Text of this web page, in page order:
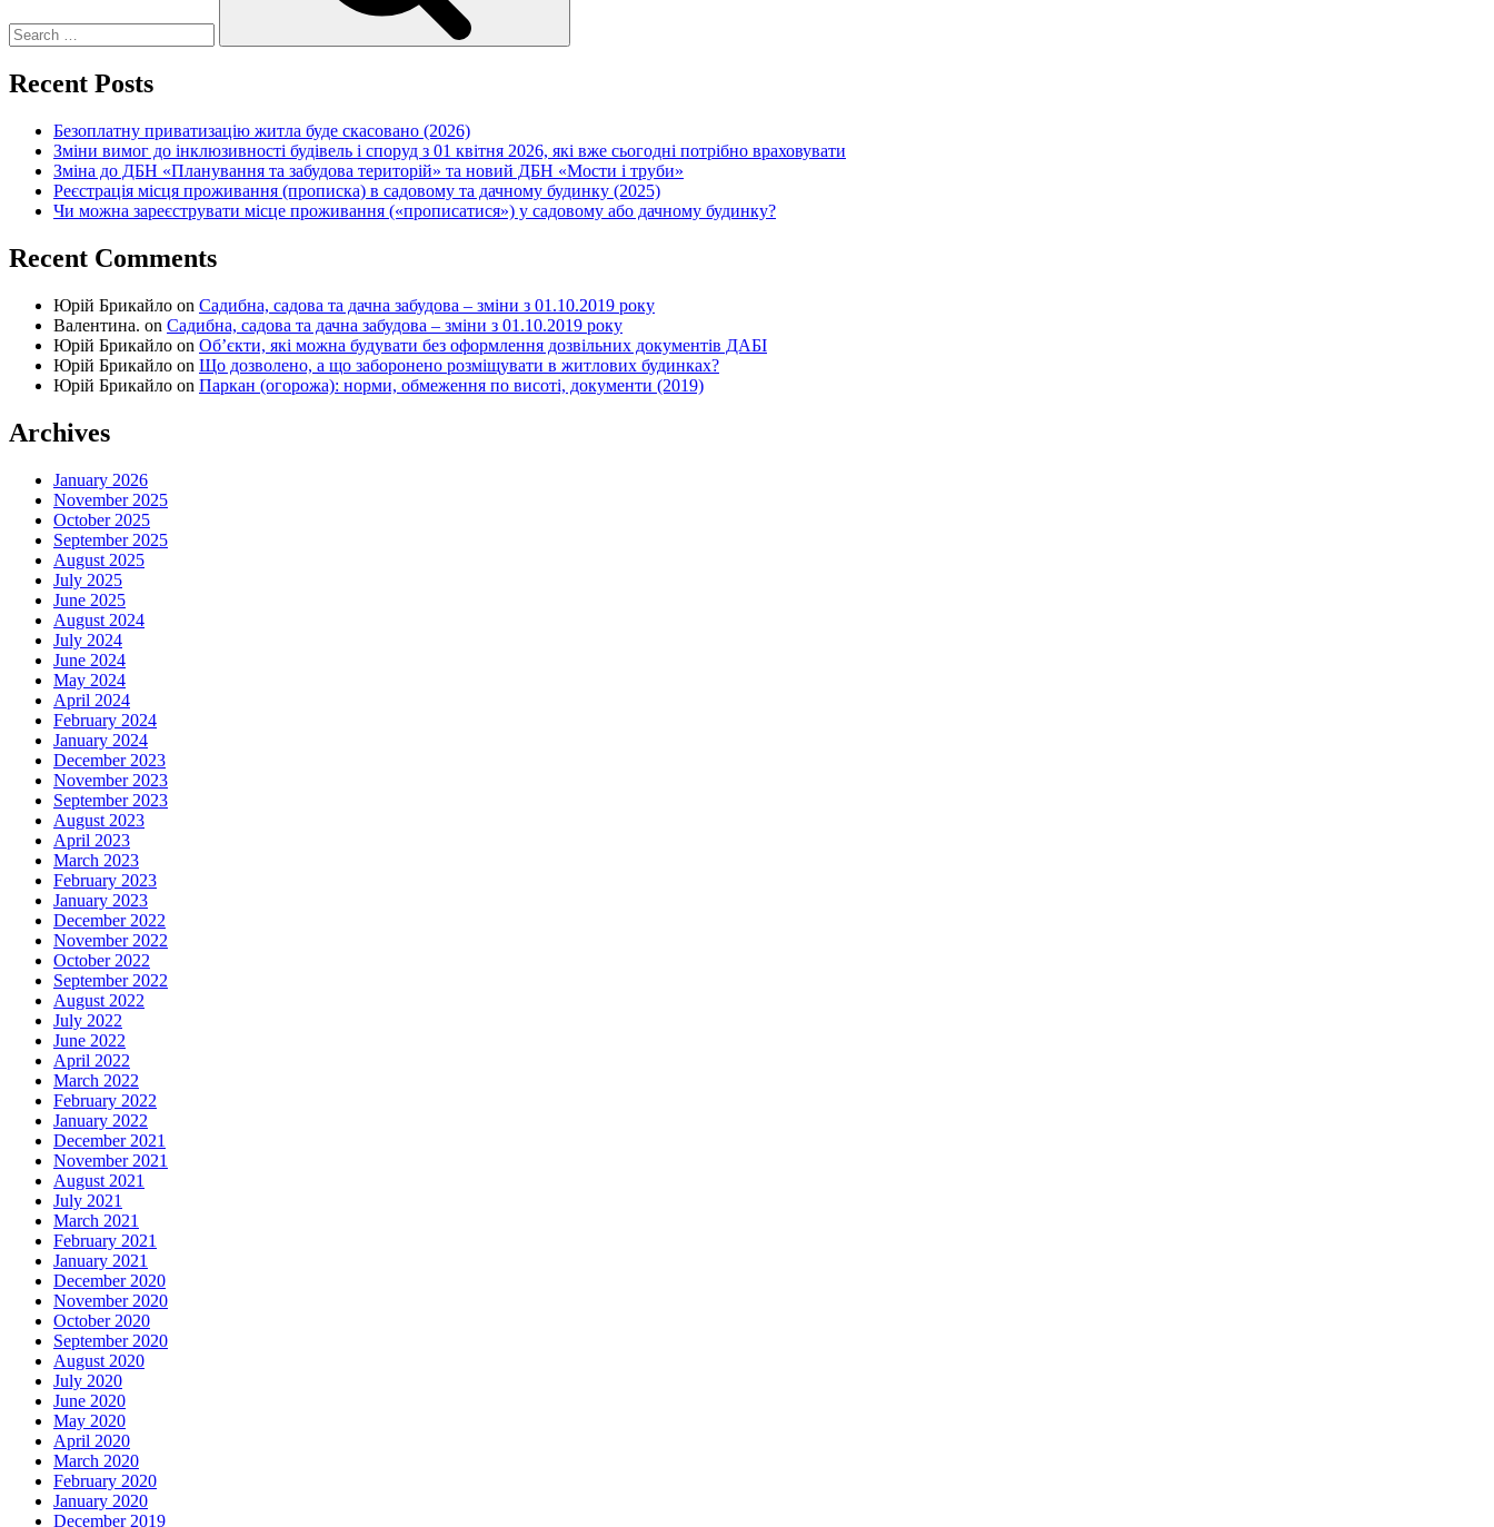
Recent Posts
Безоплатну приватизацію житла буде скасовано (2026)
Зміни вимог до інклюзивності будівель і споруд з 01 квітня 2026, які вже сьогодні потрібно враховувати
Зміна до ДБН «Планування та забудова територій» та новий ДБН «Мости і труби»
Реєстрація місця проживання (прописка) в садовому та дачному будинку (2025)
Чи можна зареєструвати місце проживання («прописатися») у садовому або дачному будинку?
Recent Comments
Юрій Брикайло on Садибна, садова та дачна забудова – зміни з 01.10.2019 року
Валентина. on Садибна, садова та дачна забудова – зміни з 01.10.2019 року
Юрій Брикайло on Об’єкти, які можна будувати без оформлення дозвільних документів ДАБІ
Юрій Брикайло on Що дозволено, а що заборонено розміщувати в житлових будинках?
Юрій Брикайло on Паркан (огорожа): норми, обмеження по висоті, документи (2019)
Archives
January 2026
November 2025
October 2025
September 2025
August 2025
July 2025
June 2025
August 2024
July 2024
June 2024
May 2024
April 2024
February 2024
January 2024
December 2023
November 2023
September 2023
August 2023
April 2023
March 2023
February 2023
January 2023
December 2022
November 2022
October 2022
September 2022
August 2022
July 2022
June 2022
April 2022
March 2022
February 2022
January 2022
December 2021
November 2021
August 2021
July 2021
March 2021
February 2021
January 2021
December 2020
November 2020
October 2020
September 2020
August 2020
July 2020
June 2020
May 2020
April 2020
March 2020
February 2020
January 2020
December 2019